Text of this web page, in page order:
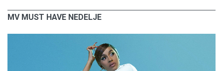
MV MUST HAVE NEDELJE